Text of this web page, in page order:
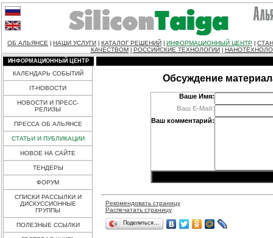
ОБ АЛЬЯНСЕ НАШИ УСЛУГИ КАТАЛОГ РЕШЕНИЙ ИНФОРМАЦИОННЫЙ ЦЕНТР
КАЧЕСТВОМ
РОССИЙСКИЕ ТЕХНОЛОГИИ
ИНФОРМАЦИОННЫЙ ЦЕНТР
КАЛЕНДАРЬ СОБЫТИЙ
IT-НОВОСТИ
НОВОСТИ И ПРЕСС-
РЕЛИЗЫ
ПРЕССА ОБ АЛЬЯНСЕ
СТАТЬИ И ПУБЛИКАЦИИ
НОВОЕ НА САЙТЕ
ТЕНДЕРЫ
ФОРУМ
СПИСКИ РАССЫЛКИ И
ДИСКУССИОННЫЕ
ГРУППЫ
ПОЛЕЗНЫЕ ССЫЛКИ
Обсуждение
Ваше Имя:
Ваш E-Mail:
Ваш комментарий:
Рекомендовать страницу
Распечатать страницу
Поделиться…